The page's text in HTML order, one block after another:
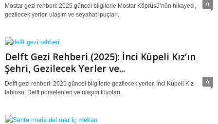
0
Mostar gezi rehberi: 2025 güncel bilgilerle Mostar Köprüsü’nün hikayesi,
gezilecek yerler, ulaşım ve seyahat ipuçları.
Delft Gezi Rehberi (2025): İnci Küpeli Kız’ın
Şehri, Gezilecek Yerler ve...
0
Delft gezi rehberi: 2025 güncel bilgilerle gezilecek yerler, İnci Küpeli Kız
tablosu, Delft porselenleri ve ulaşım tüyoları.